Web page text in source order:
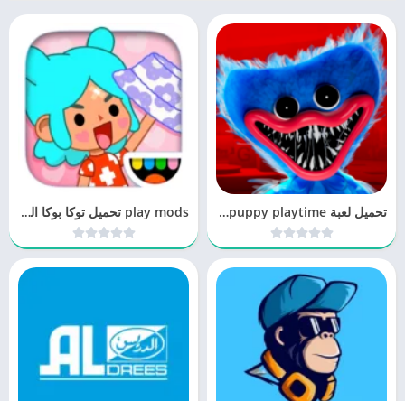
تحميل لعبة puppy playtime للاندرويد مجانا play mods تحميل توكا بوكا التحديث الجديد